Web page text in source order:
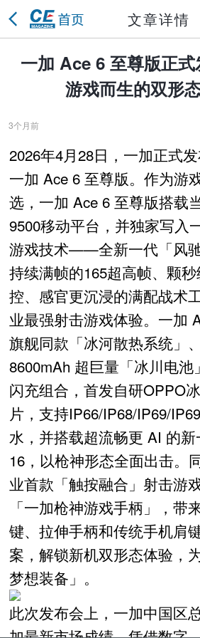
文章详情
一加 Ace 6 至尊版正
游戏而生的双形
3个月前
2026年4月28日，一加正式发
一加 Ace 6 至尊版。作为游
选，一加 Ace 6 至尊版搭载
9500移动平台，并独家写入
游戏技术——全新一代「风
持续满帧的165超高帧、颗
控、感官更沉浸的满配战术
业最强射击游戏体验。一加
旗舰同款「冰河散热系统」
8600mAh 超巨量「冰川电池
闪充组合，首发自研OPPO
片，支持IP66/IP68/IP69/
水，并搭载超流畅更 AI 的
16，以枪神形态全面出击。
业首款「触按融合」射击
「一加枪神游戏手柄」，带
键、拉伸手柄和传统手机肩
案，解锁新机双形态体验，
梦想装备」。
此次发布会上，一加中国区